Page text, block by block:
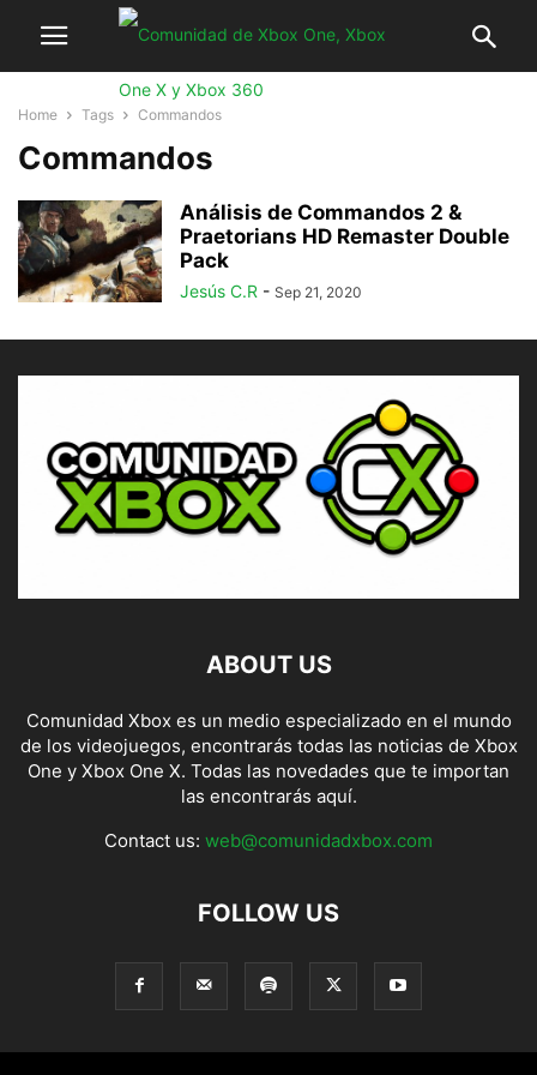
Home Tags Commandos
Commandos
Análisis de Commandos 2 &
Praetorians HD Remaster Double
Pack
Jesús C.R - Sep 21, 2020
ABOUT US
Comunidad Xbox es un medio especializado en el mundo
de los videojuegos, encontrarás todas las noticias de Xbox
One y Xbox One X. Todas las novedades que te importan
las encontrarás aquí.
Contact us: web@comunidadxbox.com
FOLLOW US